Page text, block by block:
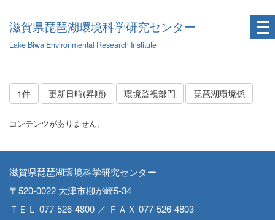
滋賀県琵琶湖環境科学研究センター
Lake Biwa Environmental Research Institute
1件 更新日時(昇順) 環境監視部門 琵琶湖環境係
コンテンツがありません。
滋賀県琵琶湖環境科学研究センター
〒520-0022 大津市柳が崎5-34
ＴＥＬ 077-526-4800 ／ ＦＡＸ 077-526-4803